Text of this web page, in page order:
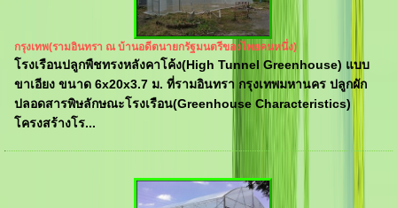
กรุงเทพ(รามอินทรา ณ บ้านอดีตนายกรัฐมนตรีของไทยคนหนึ่ง)
โรงเรือนปลูกพืชทรงหลังคาโค้ง(High Tunnel Greenhouse) แบบ
ขาเอียง ขนาด 6x20x3.7 ม. ที่รามอินทรา กรุงเทพมหานคร ปลูกผัก
ปลอดสารพิษลักษณะโรงเรือน(Greenhouse Characteristics)
โครงสร้างโร...